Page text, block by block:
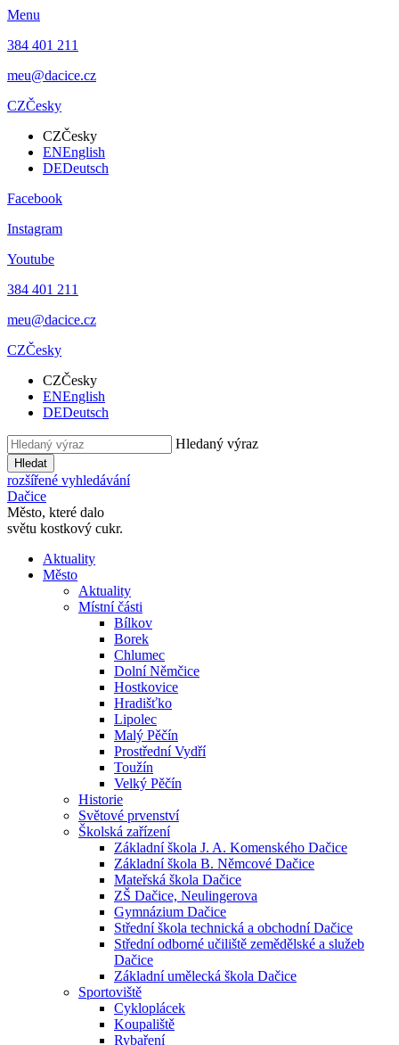
Menu
384 401 211
meu@dacice.cz
CZČesky
CZČesky
ENEnglish
DEDeutsch
Facebook
Instagram
Youtube
384 401 211
meu@dacice.cz
CZČesky
CZČesky
ENEnglish
DEDeutsch
Hledaný výraz
Hledat
rozšířené vyhledávání
Dačice
Město, které dalo
světu kostkový cukr.
Aktuality
Město
Aktuality
Místní části
Bílkov
Borek
Chlumec
Dolní Němčice
Hostkovice
Hradišťko
Lipolec
Malý Pěčín
Prostřední Vydří
Toužín
Velký Pěčín
Historie
Světové prvenství
Školská zařízení
Základní škola J. A. Komenského Dačice
Základní škola B. Němcové Dačice
Mateřská škola Dačice
ZŠ Dačice, Neulingerova
Gymnázium Dačice
Střední škola technická a obchodní Dačice
Střední odborné učiliště zemědělské a služeb
Dačice
Základní umělecká škola Dačice
Sportoviště
Cykloplácek
Koupaliště
Rybaření